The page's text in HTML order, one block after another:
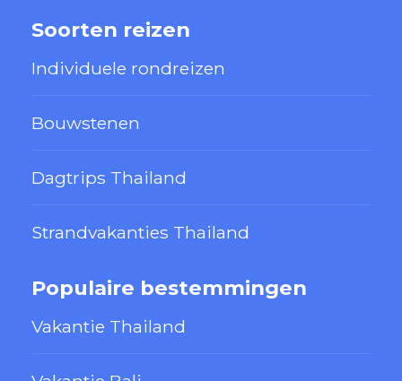
Soorten reizen
Individuele rondreizen
Bouwstenen
Dagtrips Thailand
Strandvakanties Thailand
Populaire bestemmingen
Vakantie Thailand